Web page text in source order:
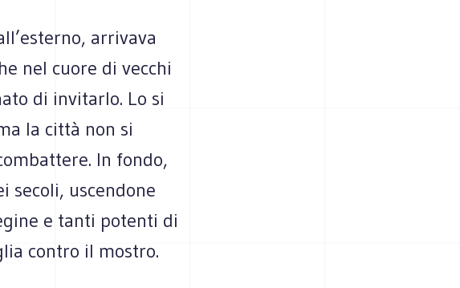
arrivava
nel cuore di vecchi
di invitarlo. Lo si
la città non si
In fondo,
secoli, uscendone
e tanti potenti di
contro il mostro.